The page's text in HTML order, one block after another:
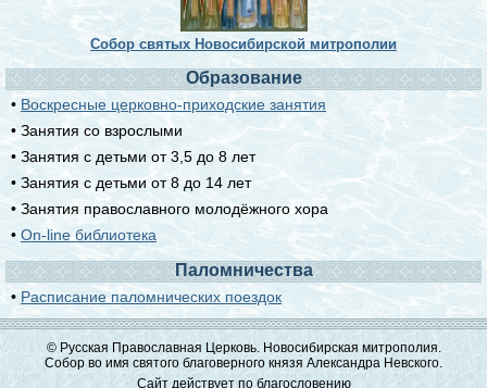
Собор святых Новосибирской митрополии
Образование
• Воскресные церковно-приходские занятия
• Занятия со взрослыми
• Занятия с детьми от 3,5 до 8 лет
• Занятия с детьми от 8 до 14 лет
• Занятия православного молодёжного хора
• On-line библиотека
Паломничества
• Расписание паломнических поездок
© Русская Православная Церковь. Новосибирская митрополия.
Собор во имя святого благоверного князя Александра Невского.
Сайт действует по благословению